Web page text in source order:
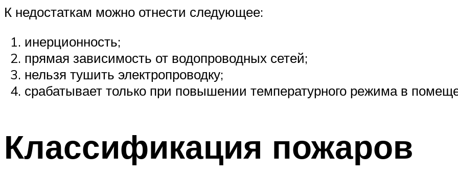
К недостаткам можно отнести следующее:
инерционность;
прямая зависимость от водопроводных сетей;
нельзя тушить электропроводку;
срабатывает только при повышении температурного режима в
Классификация пожаров